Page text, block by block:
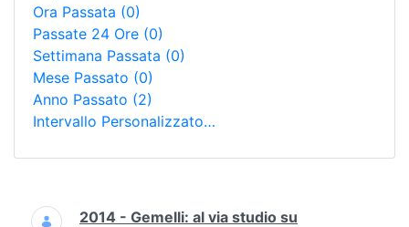
Ora Passata (0)
Passate 24 Ore (0)
Settimana Passata (0)
Mese Passato (0)
Anno Passato (2)
Intervallo Personalizzato…
Ricerca
2014 - Gemelli: al via studio su